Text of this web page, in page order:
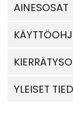
AINESOSAT
YLEISET